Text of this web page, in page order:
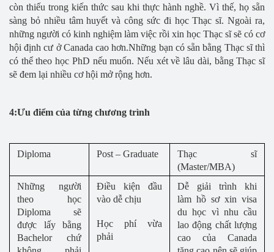
còn thiếu trong kiến thức sau khi thực hành nghề. Vì thế, họ sẵn
sàng bỏ nhiều tâm huyết và công sức đi học Thạc sĩ. Ngoài ra,
những người có kinh nghiệm làm việc rồi xin học Thạc sĩ sẽ có cơ
hội định cư ở Canada cao hơn.Những bạn có sẵn bằng Thạc sĩ thì
có thể theo học PhD nếu muốn. Nếu xét về lâu dài, bằng Thạc sĩ
sẽ đem lại nhiều cơ hội mở rộng hơn.
4:Ưu điểm của từng chương trình
Diploma Post – Graduate
Thạc sĩ
(Master/MBA)
Những người
theo học
Diploma sẽ
được lấy bằng
Bachelor chứ
Điều kiện đầu
vào dễ chịu
Học phí vừa
phải
Dễ giải trình khi
làm hồ sơ xin visa
du học vì nhu cầu
lao động chất lượng
cao của Canada